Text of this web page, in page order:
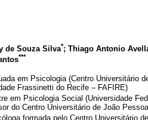
de Souza Silva*; Thiago Antonio
***
em Psicologia (Centro Universitário
Frassinetti do Recife – FAFIRE)
em Psicologia Social (Universidade
do Centro Universitário de João
formada pelo Centro Universitário